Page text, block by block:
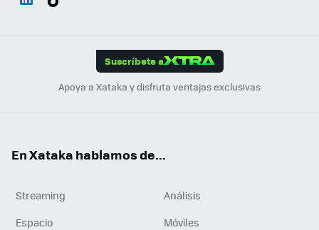
Suscríbete a
Apoya a Xataka y disfruta ventajas exclusivas
En Xataka hablamos de...
Streaming
Análisis
Espacio
Móviles